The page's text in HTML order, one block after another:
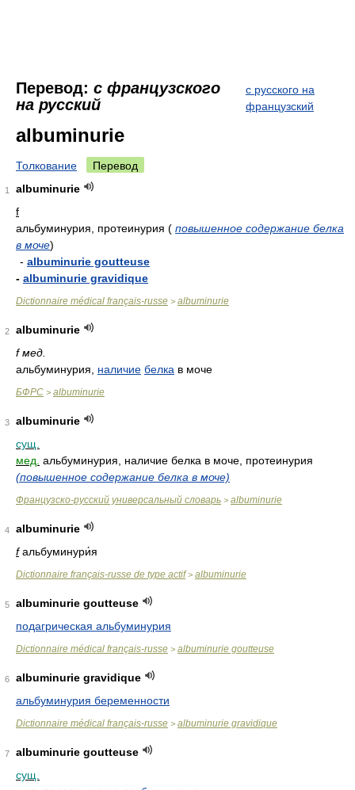
Перевод: с французского
на русский
с русского на
французский
albuminurie
Толкование Перевод
1
albuminurie
f
альбуминурия, протеинурия ( повышенное содержание белка
в моче)
- albuminurie goutteuse
- albuminurie gravidique
Dictionnaire médical français-russe > albuminurie
2
albuminurie
f мед.
альбуминурия, наличие белка в моче
БФРС > albuminurie
3
albuminurie
сущ.
мед. альбуминурия, наличие белка в моче, протеинурия
(повышенное содержание белка в моче)
Французско-русский универсальный словарь > albuminurie
4
albuminurie
fальбуминури́я
Dictionnaire français-russe de type actif> albuminurie
5
albuminurie goutteuse
подагрическая альбуминурия
Dictionnaire médical français-russe > albuminurie goutteuse
6
albuminurie gravidique
альбуминурия беременности
Dictionnaire médical français-russe > albuminurie gravidique
7
albuminurie goutteuse
сущ.